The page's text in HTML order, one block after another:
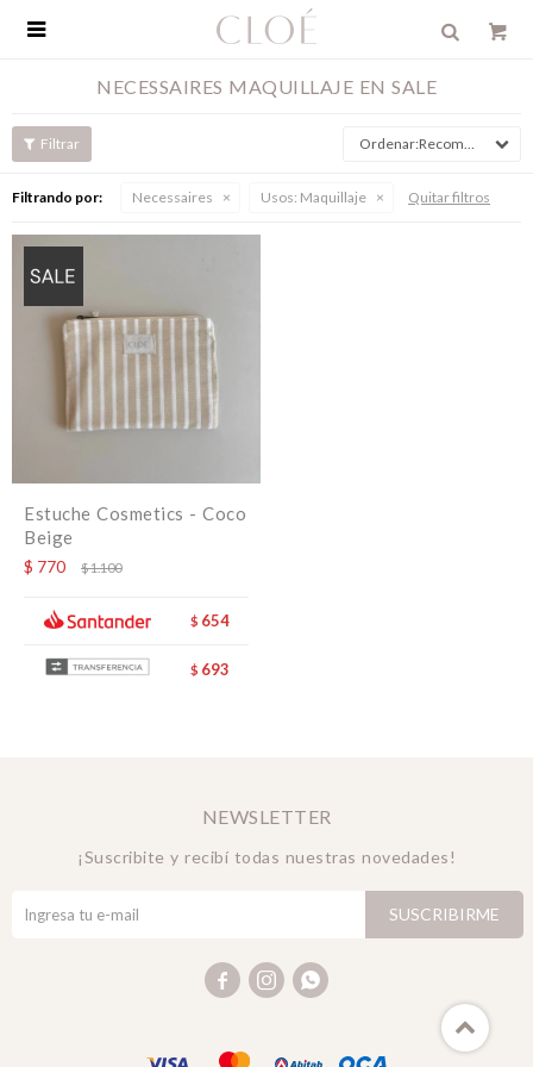

NECESSAIRES MAQUILLAJE EN SALE
Recomendados
Filtrando por: Necessaires Usos: Maquillaje Quitar filtros
Estuche Cosmetics - Coco
Beige
$ 770 $1.100
$ 654
$ 693
NEWSLETTER
¡Suscribite y recibí todas nuestras novedades!
SUSCRIBIRME
  